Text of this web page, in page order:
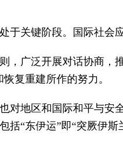
关键阶段。国际社会
，广泛开展对话协商，
复重建所作的努力。
对地区和国际和平与安
“东伊运”即“突厥伊